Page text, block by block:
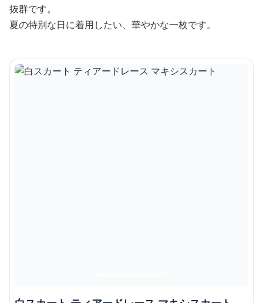
抜群です。
夏の特別な日に着用したい、華やかな一枚です。